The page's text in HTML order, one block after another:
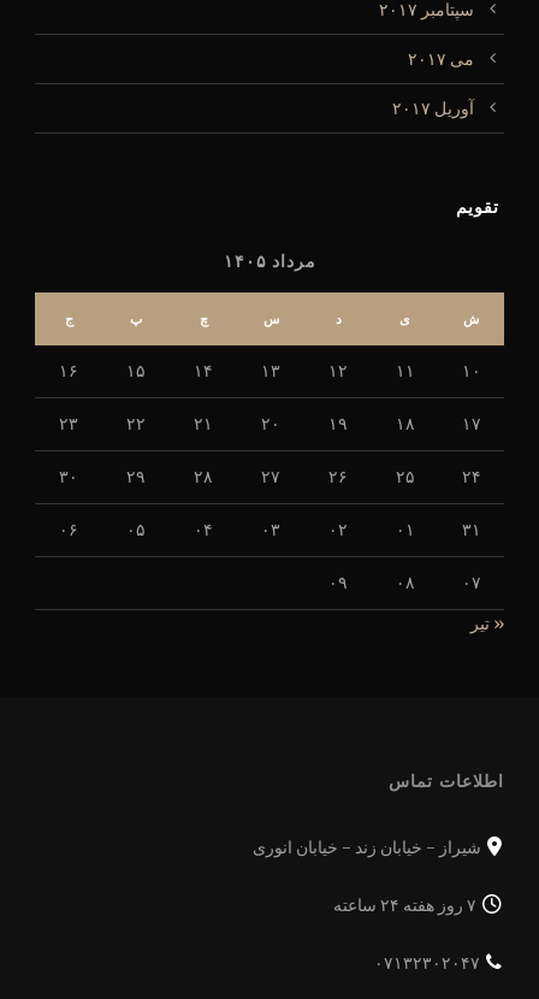
سپتامبر ۲۰۱۷
می ۲۰۱۷
آوریل ۲۰۱۷
تقویم
مرداد ۱۴۰۵
ش ی د س چ پ ج
۱۰ ۱۱ ۱۲ ۱۳ ۱۴ ۱۵ ۱۶
۱۷ ۱۸ ۱۹ ۲۰ ۲۱ ۲۲ ۲۳
۲۴ ۲۵ ۲۶ ۲۷ ۲۸ ۲۹ ۳۰
۳۱ ۰۱ ۰۲ ۰۳ ۰۴ ۰۵ ۰۶
۰۷ ۰۸
۰۹
« تیر
اطلاعات تماس
شیراز - خیابان زند - خیابان انوری